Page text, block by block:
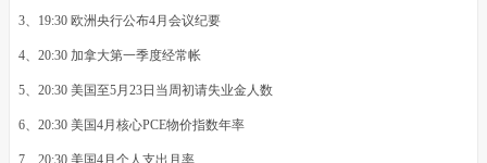
3、19:30 欧洲央行公布4月会议纪要
4、20:30 加拿大第一季度经常帐
5、20:30 美国至5月23日当周初请失业金人数
6、20:30 美国4月核心PCE物价指数年率